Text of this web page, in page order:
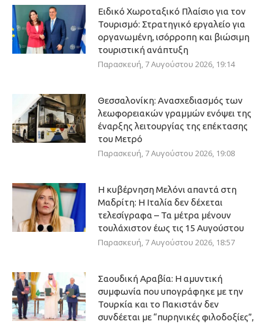
Ειδικό Χωροταξικό Πλαίσιο για τον
Τουρισμό: Στρατηγικό εργαλείο για
οργανωμένη, ισόρροπη και βιώσιμη
τουριστική ανάπτυξη
Παρασκευή, 7 Αυγούστου 2026, 19:14
Θεσσαλονίκη: Ανασχεδιασμός των
λεωφορειακών γραμμών ενόψει της
έναρξης λειτουργίας της επέκτασης
του Μετρό
Παρασκευή, 7 Αυγούστου 2026, 19:08
Η κυβέρνηση Μελόνι απαντά στη
Μαδρίτη: Η Ιταλία δεν δέχεται
τελεσίγραφα – Τα μέτρα μένουν
τουλάχιστον έως τις 15 Αυγούστου
Παρασκευή, 7 Αυγούστου 2026, 18:57
Σαουδική Αραβία: Η αμυντική
συμφωνία που υπογράφηκε με την
Τουρκία και το Πακιστάν δεν
συνδέεται με “πυρηνικές φιλοδοξίες”,